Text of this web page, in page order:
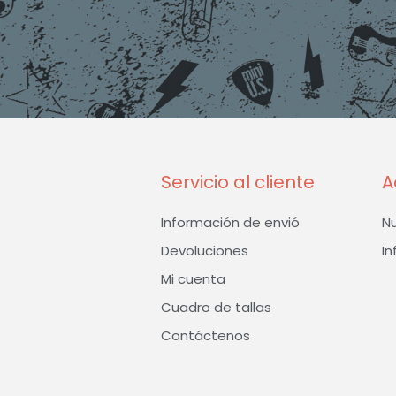
Servicio al cliente
Información de envió
Devoluciones
Mi cuenta
Cuadro de tallas
Contáctenos